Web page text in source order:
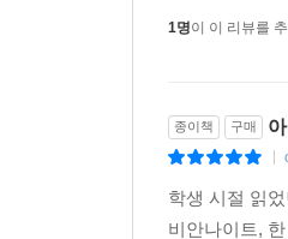
1명이 이 리뷰를
종이책 구매
학생 시절 읽
비안나이트,